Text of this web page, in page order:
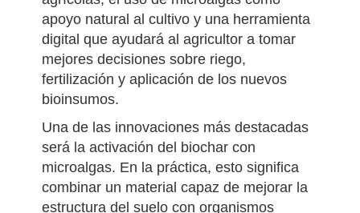
clave: el aprovechamiento de residuos
agrícolas, el uso de microalgas como
apoyo natural al cultivo y una herramienta
digital que ayudará al agricultor a tomar
mejores decisiones sobre riego,
bioinsumos.
Una de las innovaciones más destacadas
será la activación del biochar con
microalgas. En la práctica, esto significa